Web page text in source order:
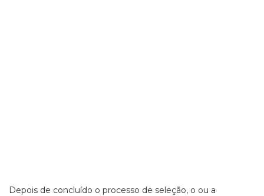
Depois de concluído o processo de seleção, o ou a